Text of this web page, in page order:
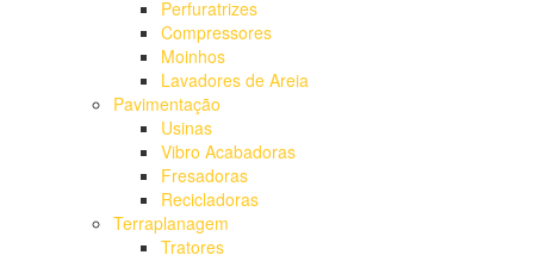
Perfuratrizes
Compressores
Moinhos
Lavadores de Areia
Pavimentação
Usinas
Vibro Acabadoras
Fresadoras
Recicladoras
Terraplanagem
Tratores